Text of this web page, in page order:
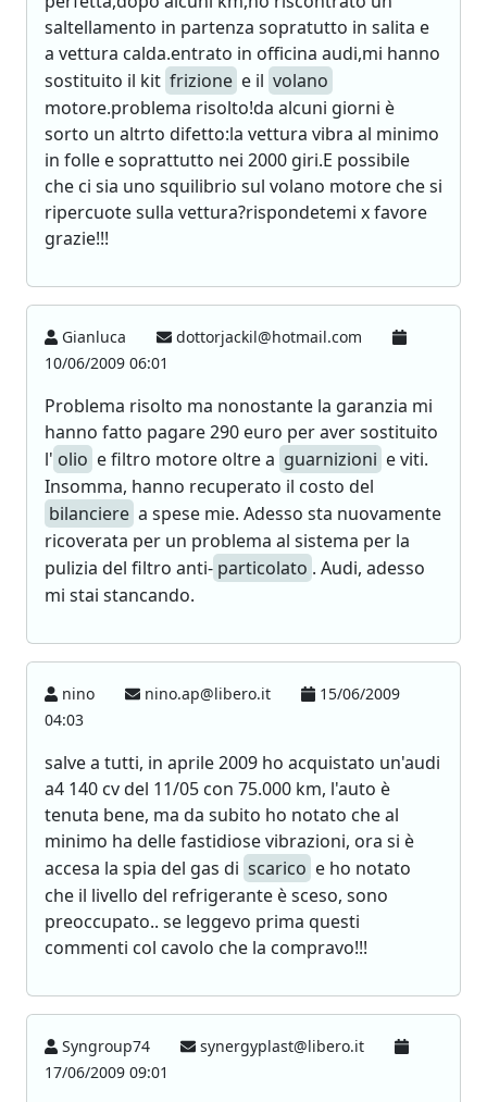
saltellamento in partenza sopratutto in salita e
a vettura calda.entrato in officina audi,mi hanno
sostituito il kit frizione e il volano
motore.problema risolto!da alcuni giorni è
sorto un altrto difetto:la vettura vibra al minimo
in folle e soprattutto nei 2000 giri.E possibile
che ci sia uno squilibrio sul volano motore che si
ripercuote sulla vettura?rispondetemi x favore
grazie!!!
Gianluca
dottorjackil@hotmail.com
10/06/2009 06:01
Problema risolto ma nonostante la garanzia mi
hanno fatto pagare 290 euro per aver sostituito
l' olio e filtro motore oltre a guarnizioni e viti.
Insomma, hanno recuperato il costo del
bilanciere a spese mie. Adesso sta nuovamente
ricoverata per un problema al sistema per la
pulizia del filtro anti- particolato . Audi, adesso
mi stai stancando.
nino nino.ap@libero.it
15/06/2009
04:03
salve a tutti, in aprile 2009 ho acquistato un'audi
a4 140 cv del 11/05 con 75.000 km, l'auto è
tenuta bene, ma da subito ho notato che al
minimo ha delle fastidiose vibrazioni, ora si è
accesa la spia del gas di scarico e ho notato
che il livello del refrigerante è sceso, sono
preoccupato.. se leggevo prima questi
commenti col cavolo che la compravo!!!
Syngroup74
synergyplast@libero.it
17/06/2009 09:01